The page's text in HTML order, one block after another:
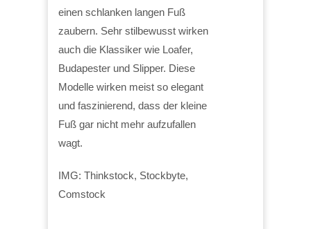
einen schlanken langen Fuß
zaubern. Sehr stilbewusst wirken
auch die Klassiker wie Loafer,
Budapester und Slipper. Diese
Modelle wirken meist so elegant
und faszinierend, dass der kleine
Fuß gar nicht mehr aufzufallen
wagt.
IMG: Thinkstock, Stockbyte,
Comstock